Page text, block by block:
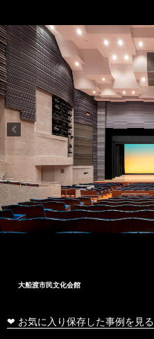
大船渡市民文化会館
❤ お気に入り保存した事例を見る